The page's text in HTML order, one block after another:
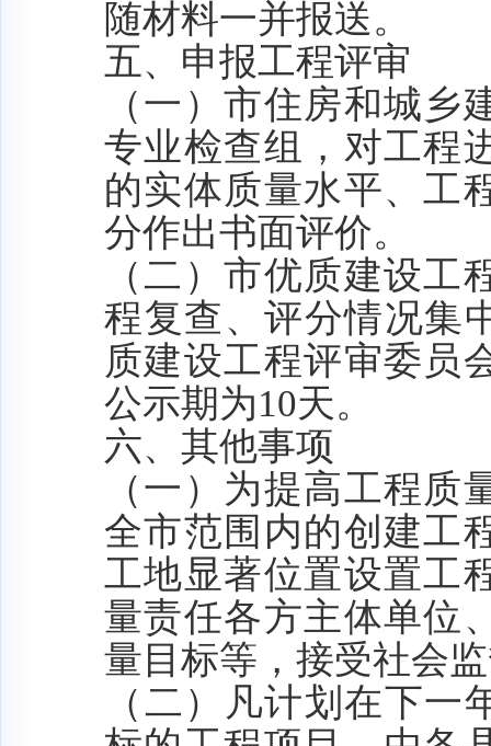
随材料一并报送。
五、申报工程评审
（一）市住房和城乡
专业检查组，对工程
的实体质量水平、工
分作出书面评价。
（二）市优质建设
程复查、评分情况集
质建设工程评审委员
公示期 为10天。
六、其他事项
（一）为提高工程
全市范围内的创建工
工地显著位置设置工
量责任各方主体单位
量目标等，接受社会
（二）
凡计划在下一